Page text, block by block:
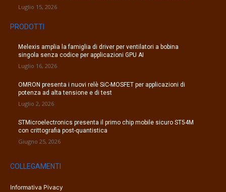
Luglio 15, 2026
PRODOTTI
Melexis amplia la famiglia di driver per ventilatori a bobina
singola senza codice per applicazioni GPU AI
Luglio 16, 2026
OMRON presenta i nuovi relè SiC-MOSFET per applicazioni di
potenza ad alta tensione e di test
Luglio 2, 2026
STMicroelectronics presenta il primo chip mobile sicuro ST54M
con crittografia post-quantistica
Giugno 25, 2026
COLLEGAMENTI
Informativa Pivacy